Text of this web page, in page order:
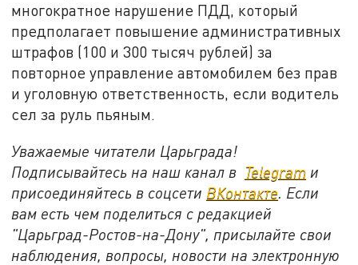
многократное нарушение ПДД, который
предполагает повышение административных
штрафов (100 и 300 тысяч рублей) за
повторное управление автомобилем без прав
и уголовную ответственность, если водитель
сел за руль пьяным.
Уважаемые читатели Царьграда!
Подписывайтесь на наш канал в Telegram и
присоединяйтесь в соцсети ВКонтакте. Если
вам есть чем поделиться с редакцией
"Царьград-Ростов-на-Дону", присылайте свои
наблюдения, вопросы, новости на электронную